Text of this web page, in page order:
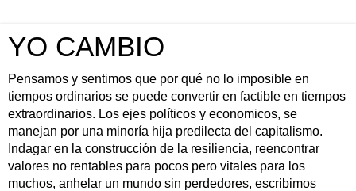
YO CAMBIO
Pensamos y sentimos que por qué no lo imposible en
tiempos ordinarios se puede convertir en factible en tiempos
extraordinarios. Los ejes políticos y economicos, se
manejan por una minoría hija predilecta del capitalismo.
Indagar en la construcción de la resiliencia, reencontrar
valores no rentables para pocos pero vitales para los
muchos, anhelar un mundo sin perdedores, escribimos